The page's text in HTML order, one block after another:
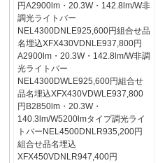
円A2900lm・20.3W・142.8lm/W非
調光ライトバー
NEL4300DNLE925,600円組合せ品
名埋込XFX430VDNLE937,800円
A2900lm・20.3W・142.8lm/W非調
光ライトバー
NEL4300DWLE925,600円組合せ
品名埋込XFX430VDWLE937,800
円B2850lm・20.3W・
140.3lm/W5200lmタイプ調光ライ
トバーNEL4500DNLR935,200円
組合せ品名埋込
XFX450VDNLR947,400円